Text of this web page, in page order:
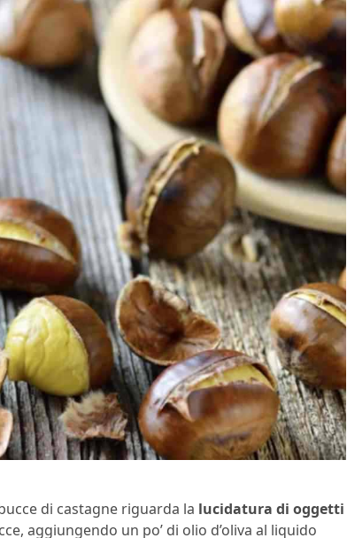
di castagne riguarda la lucidatura di oggetti
aggiungendo un po’ di olio d’oliva al liquido